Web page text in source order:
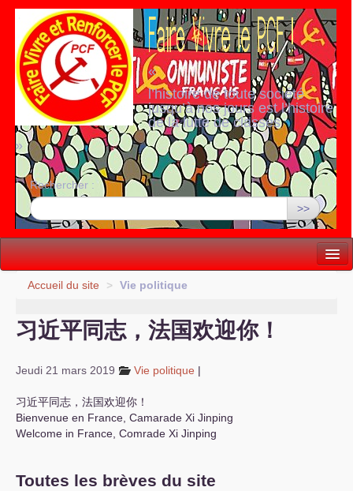
«
l’histoire de toute société
jusqu’à nos jours est l’histoire
de la lutte de classes
»
Rechercher :
>>
Vie politique
Internationale
S’organiser
Comprendre...
Vie du site
Accueil du site > Vie politique
习近平同志，法国欢迎你！
Jeudi 21 mars 2019 Vie politique |
习近平同志，法国欢迎你！
Bienvenue en France, Camarade Xi Jinping
Welcome in France, Comrade Xi Jinping
Toutes les brèves du site